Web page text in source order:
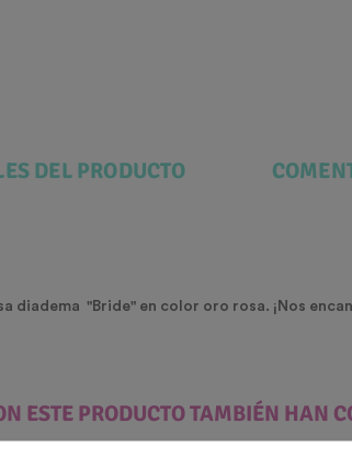
DEL PRODUCTO
diadema "Bride" en color oro rosa. ¡Nos
ESTE PRODUCTO TAMBIÉN HAN